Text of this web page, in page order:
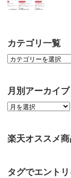
カテゴリ一覧
月別アーカイブ
楽天オススメ
タグでエント